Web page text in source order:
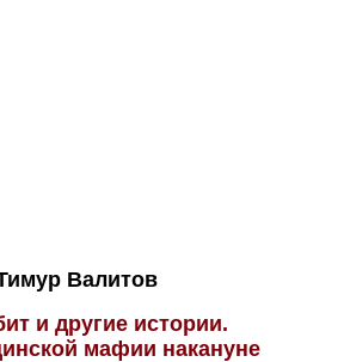
Валитов
и другие истории.
мафии накануне